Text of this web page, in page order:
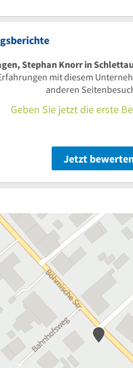
Stephan Knorr in
mit diesem
anderen
Geben Sie jetzt die erste
Jetzt